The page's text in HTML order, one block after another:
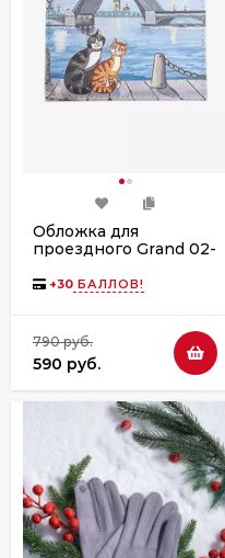
Обложка для
проездного Grand 02-
коты
+30 БАЛЛОВ!
790 руб.
590 руб.